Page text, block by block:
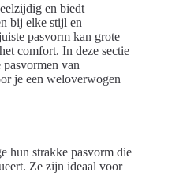
en biedt
bij elke stijl en
pasvorm kan grote
comfort. In deze sectie
van
je een weloverwogen
hun strakke pasvorm die
Ze zijn ideaal voor